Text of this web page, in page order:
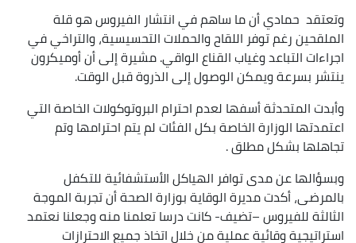
وتعتقد حمادي أن ما ساهم في انتشار الفيروس هو قلة
الملقحين رغم توفر اللقاح والحملات التحسيسية، والتراخي في
اجراءات التباعد وغياب القناع الواقي. مشيرة إلى أن أوميكرون
ينتشر بسرعة ويمكن الوصول إلى الذروة قبل الوقت.
وأبدت المتحدثة أسفها لعدم احترام البروتوكولات الخاصة التي
اعتمدتها الوزارة الخاصة بكل الفئات لم يتم احترامها وتم
تجاهلها بشكل مطلق .
وبسؤالها عن مدى توافر الهياكل الأستشفائية للتكفل
بالمرضى، أكدت مديرة الوقاية بوزارة الصحة أن تجربة الموجة
الثالثة للفيروس –تضيف- كانت درسا تعلمنا منه وجعلنا نعتمد
استراتيجية وقائية عملية من خلال اتخاذ جميع الاحترازات